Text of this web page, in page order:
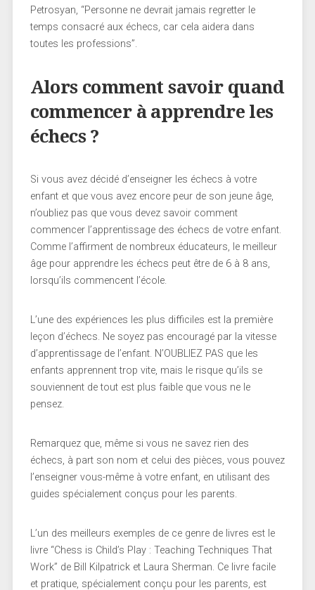
Petrosyan, “Personne ne devrait jamais regretter le
temps consacré aux échecs, car cela aidera dans
toutes les professions”.
Alors comment savoir quand
commencer à apprendre les
échecs ?
Si vous avez décidé d’enseigner les échecs à votre
enfant et que vous avez encore peur de son jeune âge,
n’oubliez pas que vous devez savoir comment
commencer l’apprentissage des échecs de votre enfant.
Comme l’affirment de nombreux éducateurs, le meilleur
âge pour apprendre les échecs peut être de 6 à 8 ans,
lorsqu’ils commencent l’école.
L’une des expériences les plus difficiles est la première
leçon d’échecs. Ne soyez pas encouragé par la vitesse
d’apprentissage de l’enfant. N’OUBLIEZ PAS que les
enfants apprennent trop vite, mais le risque qu’ils se
souviennent de tout est plus faible que vous ne le
pensez.
Remarquez que, même si vous ne savez rien des
échecs, à part son nom et celui des pièces, vous pouvez
l’enseigner vous-même à votre enfant, en utilisant des
guides spécialement conçus pour les parents.
L’un des meilleurs exemples de ce genre de livres est le
livre “Chess is Child’s Play : Teaching Techniques That
Work” de Bill Kilpatrick et Laura Sherman. Ce livre facile
et pratique, spécialement conçu pour les parents, est